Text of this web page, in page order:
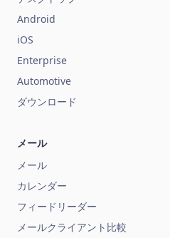
Android
iOS
Enterprise
Automotive
ダウンロード
メール
メール
カレンダー
フィードリーダー
メールクライアント比較